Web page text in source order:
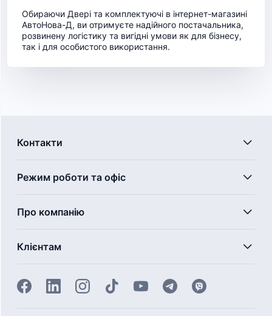
Обираючи Двері та комплектуючі в інтернет-магазині
АвтоНова-Д, ви отримуєте надійного постачальника,
розвинену логістику та вигідні умови як для бізнесу,
так і для особистого використання.
Контакти
Режим роботи та офіс
Про компанію
Клієнтам